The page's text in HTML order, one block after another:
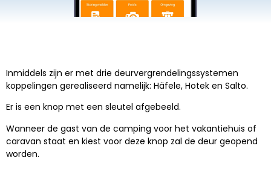
Inmiddels zijn er met drie deurvergrendelingssystemen
koppelingen gerealiseerd namelijk: Häfele, Hotek en Salto.
Er is een knop met een sleutel afgebeeld.
Wanneer de gast van de camping voor het vakantiehuis of
caravan staat en kiest voor deze knop zal de deur geopend
worden.